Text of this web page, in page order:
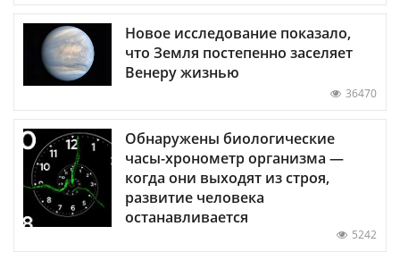
Новое исследование показало,
что Земля постепенно заселяет
Венеру жизнью
36470
Обнаружены биологические
часы-хронометр организма —
когда они выходят из строя,
развитие человека
останавливается
5242